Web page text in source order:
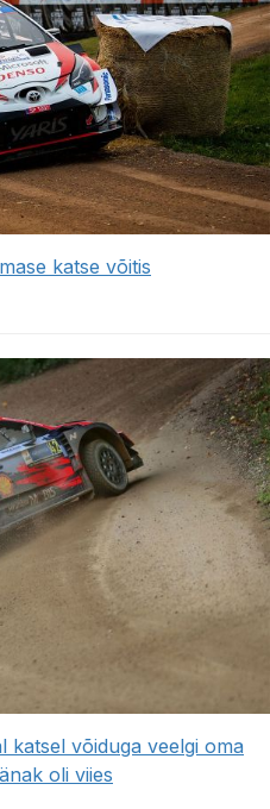
katse võitis
katsel võiduga veelgi oma
oli viies